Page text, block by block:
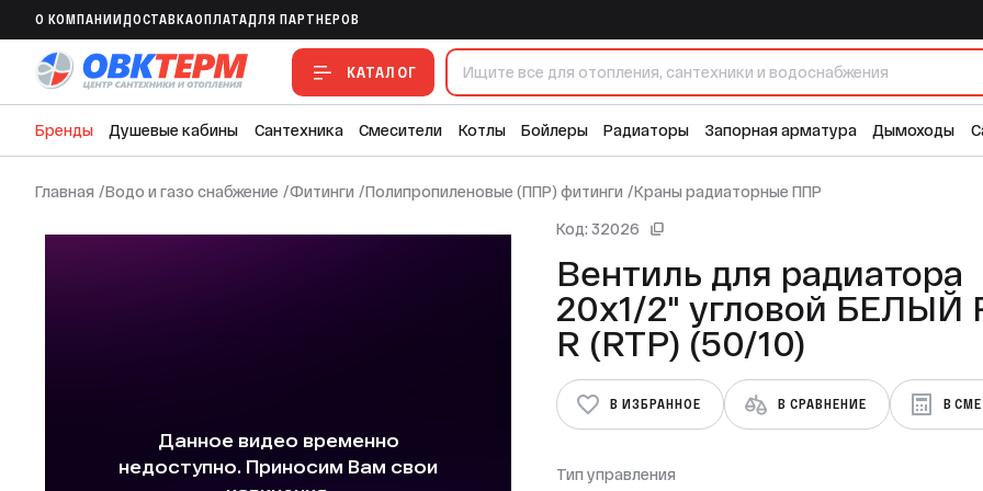
O КОМПАНИИ ДОСТАВКАОПЛАТАДЛЯ ПАРТНЕРОВ
КАТАЛОГ
Бренды Душевые кабины Сантехника Смесители Котлы Бойлеры Радиаторы Запорная арматура Дымоходы
Главная /Водо и газо снабжение /Фитинги /Полипропиленовые (ППР) фитинги /Краны радиаторные ППР
Код: 32026
Вентиль для радиатора
20х1/2" угловой БЕЛЫЙ PP-
R (RTP) (50/10)
В ИЗБРАННОЕ В СРАВНЕНИЕ В
Тип управления
Вентиль для радиатора 20х1/2" угловой БЕЛЫЙ PP-R (RTP) (50/10)
В ИЗБРАННОЕ В СРАВНЕНИЕ В СМЕТУ